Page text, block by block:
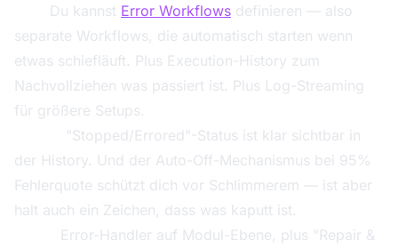
Du kannst Error Workflows definieren — also
separate Workflows, die automatisch starten wenn
etwas schiefläuft. Plus Execution-History zum
Nachvollziehen was passiert ist. Plus Log-Streaming
für größere Setups.
"Stopped/Errored"-Status ist klar sichtbar in
der History. Und der Auto-Off-Mechanismus bei 95%
Fehlerquote schützt dich vor Schlimmerem — ist aber
halt auch ein Zeichen, dass was kaputt ist.
Error-Handler auf Modul-Ebene, plus "Repair &